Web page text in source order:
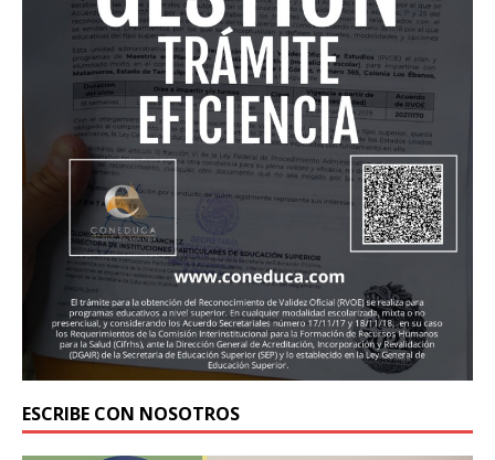
ESCRIBE CON NOSOTROS